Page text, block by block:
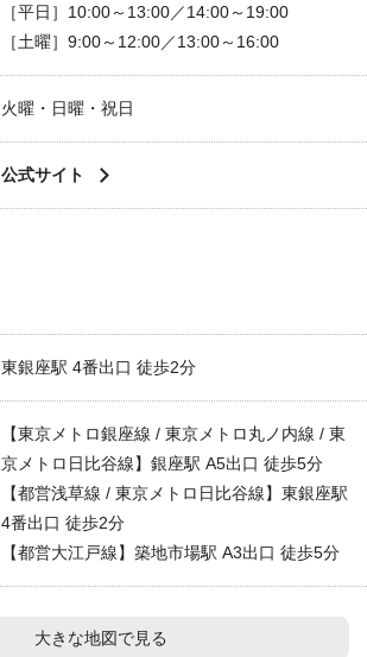
［平日］10:00～13:00／14:00～19:00
［土曜］9:00～12:00／13:00～16:00
火曜・日曜・祝日
公式サイト
東銀座駅 4番出口 徒歩2分
【東京メトロ銀座線 / 東京メトロ丸ノ内線 / 東
京メトロ日比谷線】銀座駅 A5出口 徒歩5分
【都営浅草線 / 東京メトロ日比谷線】東銀座駅
4番出口 徒歩2分
【都営大江戸線】築地市場駅 A3出口 徒歩5分
大きな地図で見る